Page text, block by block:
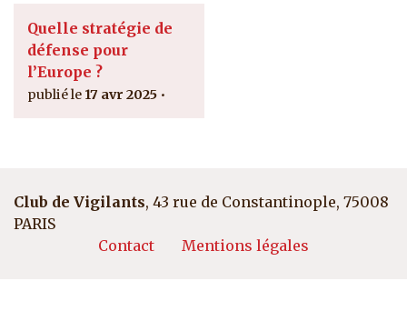
Quelle stratégie de
défense pour
l’Europe ?
17 avr 2025
Club de Vigilants, 43 rue de Constantinople, 75008
PARIS
Pied de page
Contact Mentions légales